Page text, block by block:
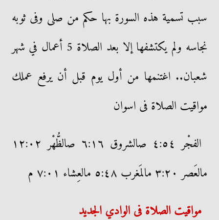
سبب تسمية هذه السورة بها حكم من صلى وفى ثوبه
نجاسه ولم يكتشفها إلا بعد الصلاة 5 أعمال في شهر
شعبان.. اغتنمها من أول يوم قبل أن يرفع عملك
مواقيت الصلاة فى اسوان
الفجْر ٤:٥٤ صالشروق ٦:١٦ صالظُّهْر ١٢:٠٢
مالعَصر ٣:٢٠ مالمَغرب ٥:٤٨ مالعِشاء ٧:٠١ م
مواقيت الصلاة فى الوادي الجديد